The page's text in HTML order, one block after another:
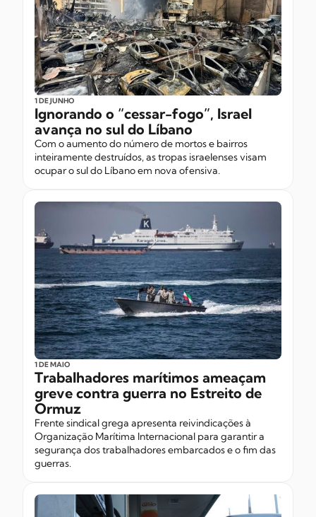
1 DE JUNHO
Ignorando o “cessar-fogo”, Israel
avança no sul do Líbano
Com o aumento do número de mortos e bairros
inteiramente destruídos, as tropas israelenses visam
ocupar o sul do Líbano em nova ofensiva.
1 DE MAIO
Trabalhadores marítimos ameaçam
greve contra guerra no Estreito de
Ormuz
Frente sindical grega apresenta reivindicações à
Organização Marítima Internacional para garantir a
segurança dos trabalhadores embarcados e o fim das
guerras.